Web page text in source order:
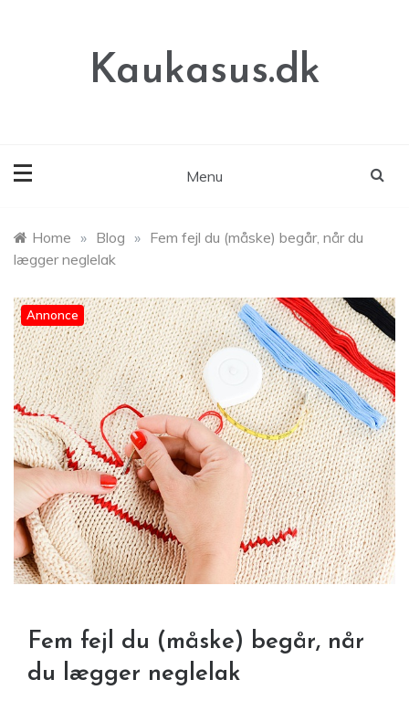
Kaukasus.dk
Menu
Home » Blog » Fem fejl du (måske) begår, når du
lægger neglelak
Annonce
Fem fejl du (måske) begår, når
du lægger neglelak